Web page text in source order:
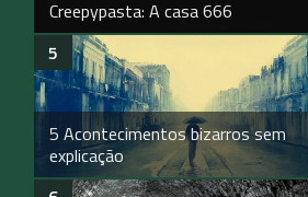
Creepypasta: A casa 666
5 Acontecimentos bizarros sem
explicação